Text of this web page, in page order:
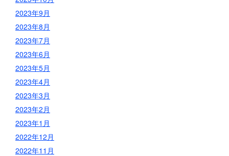
2023年9月
2023年8月
2023年7月
2023年6月
2023年5月
2023年4月
2023年3月
2023年2月
2023年1月
2022年12月
2022年11月